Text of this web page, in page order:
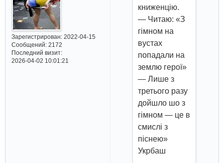
Зарегистрирован: 2022-04-15
Сообщений:2172
Последний визит:
2026-04-02 10:01:21
книженцію.
— Читаю: «З
гімном на
вустах
попадали на
землю герої»
— Лише з
третього разу
дойшло шо з
гімном — це в
смислі з
піснею»
Укрбаш